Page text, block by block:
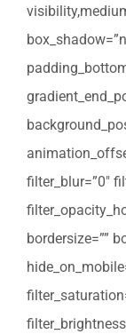
filter_blur=”0″
bordersize=””